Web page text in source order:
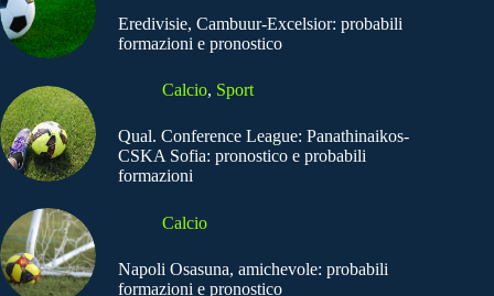
Eredivisie, Cambuur-Excelsior: probabili
formazioni e pronostico
Calcio, Sport
Qual. Conference League: Panathinaikos-
CSKA Sofia: pronostico e probabili
formazioni
Calcio
Napoli Osasuna, amichevole: probabili
formazioni e pronostico